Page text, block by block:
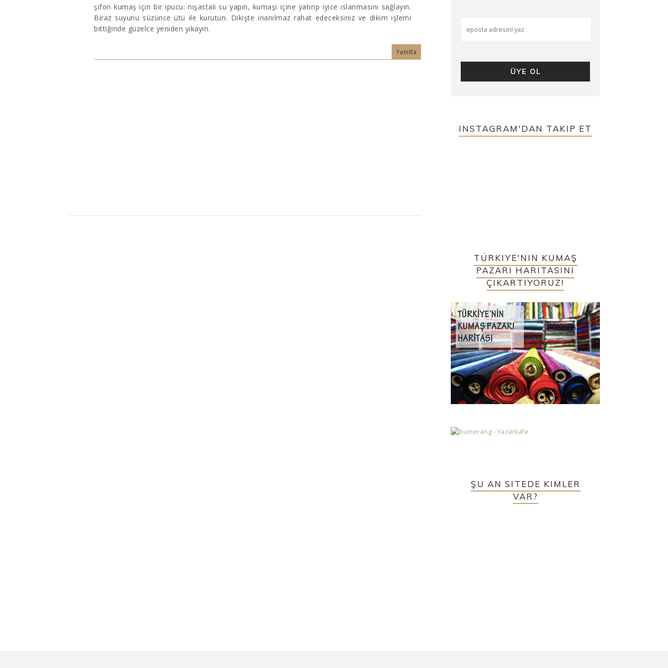
şifon kumaş için bir ipucu: nişastalı su yapın, kumaşı içine yatırıp iyice ıslanmasını sağlayın.
Biraz suyunu süzünce ütü ile kurutun. Dikişte inanılmaz rahat edeceksiniz ve dikim işlemi
bittiğinde güzelce yeniden yıkayın.
Yanıtla
INSTAGRAM'DAN TAKIP ET
TÜRKIYE'NIN KUMAŞ
PAZARI HARITASINI
ÇIKARTIYORUZ!
ŞU AN SITEDE KIMLER
VAR?